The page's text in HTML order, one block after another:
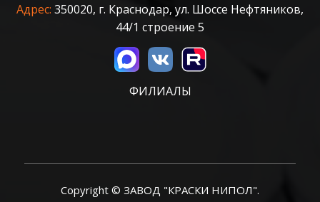
Адрес: 350020, г. Краснодар, ул. Шоссе Нефтяников,
44/1 строение 5
ФИЛИАЛЫ
Copyright © ЗАВОД "КРАСКИ НИПОЛ".